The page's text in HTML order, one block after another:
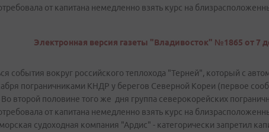
от капитана немедленно взять курс на
Электронная версия газеты "Владивосток" №1865 от 7
события вокруг российского теплохода "Терней", который с
пограничниками КНДР у берегов Северной Кореи (первое
второй половине того же дня группа северокорейских
от капитана немедленно взять курс на
судоходная компания "Ардис" - категорически запретил